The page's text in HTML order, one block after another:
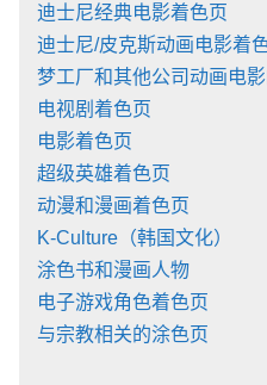
迪士尼经典电影着色页
迪士尼/皮克斯动画电影着
梦工厂和其他公司动画电
电视剧着色页
电影着色页
超级英雄着色页
动漫和漫画着色页
K-Culture（韩国文化）
涂色书和漫画人物
电子游戏角色着色页
与宗教相关的涂色页